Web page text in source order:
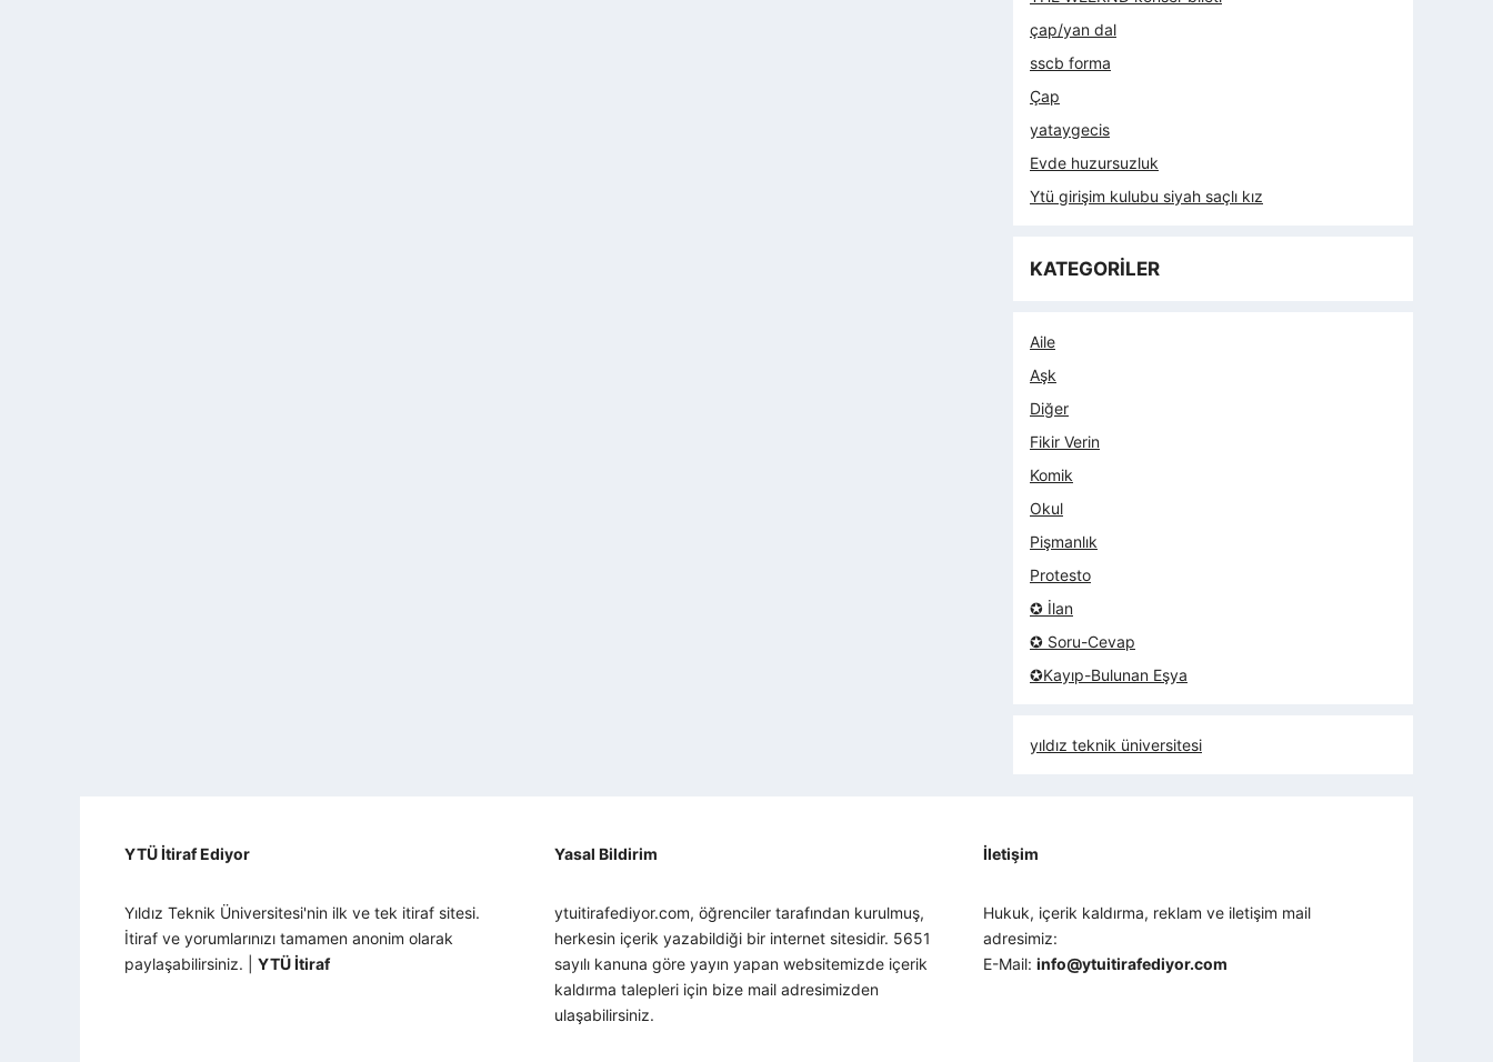
çap/yan dal
sscb forma
Çap
yataygecis
Evde huzursuzluk
Ytü girişim kulubu siyah saçlı kız
KATEGORİLER
Aile
Aşk
Diğer
Fikir Verin
Komik
Okul
Pişmanlık
Protesto
✪ İlan
✪ Soru-Cevap
✪Kayıp-Bulunan Eşya
yıldız teknik üniversitesi
YTÜ İtiraf Ediyor
Yıldız Teknik Üniversitesi'nin ilk ve tek itiraf sitesi.
İtiraf ve yorumlarınızı tamamen anonim olarak
paylaşabilirsiniz. | YTÜ İtiraf
Yasal Bildirim
ytuitirafediyor.com, öğrenciler tarafından kurulmuş,
herkesin içerik yazabildiği bir internet sitesidir. 5651
sayılı kanuna göre yayın yapan websitemizde içerik
kaldırma talepleri için bize mail adresimizden
ulaşabilirsiniz.
İletişim
Hukuk, içerik kaldırma, reklam ve iletişim mail
adresimiz:
E-Mail:info@ytuitirafediyor.com